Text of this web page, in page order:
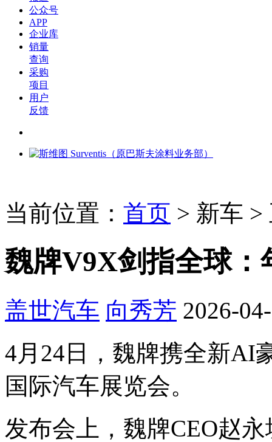
公众号
APP
企业库
销量
查询
采购
项目
用户
反馈
当前位置： 首页 > 新车 >
魏牌V9X剑指全球：
盖世汽车 向秀芳 2026-
4月24日，魏牌携全新AI
国际汽车展览会。
发布会上，魏牌CEO赵